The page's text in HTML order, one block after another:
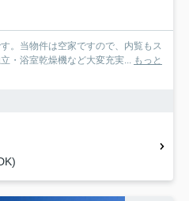
。当物件は空家ですので、内覧もス
・浴室乾燥機など大変充実... もっと